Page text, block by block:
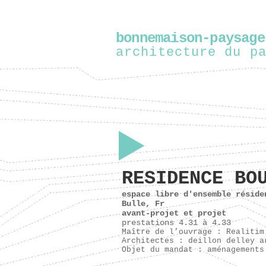
bonnemaison-
architecture du
RESIDENCE
espace libre d'ensemble
Bulle, Fr
avant-projet et projet
prestations 4.31 à 4.33
Maître de l’ouvrage : Realitim
Architectes : deillon delley
Objet du mandat :